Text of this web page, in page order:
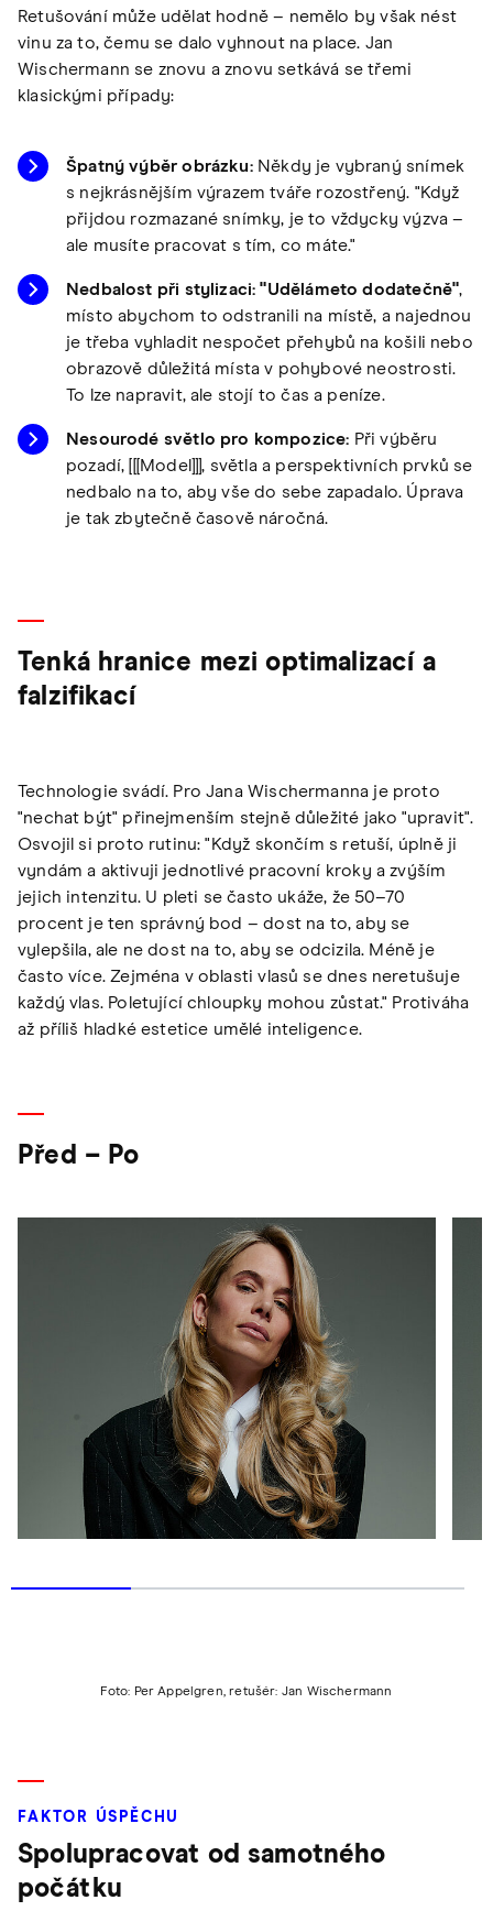
Retušování může udělat hodně – nemělo by však nést
vinu za to, čemu se dalo vyhnout na place. Jan
Wischermann se znovu a znovu setkává se třemi
klasickými případy:
Špatný výběr obrázku: Někdy je vybraný snímek
s nejkrásnějším výrazem tváře rozostřený. "Když
přijdou rozmazané snímky, je to vždycky výzva –
ale musíte pracovat s tím, co máte."
Nedbalost při stylizaci: "Udělámeto dodatečně",
místo abychom to odstranili na místě, a najednou
je třeba vyhladit nespočet přehybů na košili nebo
obrazově důležitá místa v pohybové neostrosti.
To lze napravit, ale stojí to čas a peníze.
Nesourodé světlo pro kompozice: Při výběru
pozadí, [[[Model]]], světla a perspektivních prvků se
nedbalo na to, aby vše do sebe zapadalo. Úprava
je tak zbytečně časově náročná.
Tenká hranice mezi optimalizací a
falzifikací
Technologie svádí. Pro Jana Wischermanna je proto
"nechat být" přinejmenším stejně důležité jako "upravit".
Osvojil si proto rutinu: "Když skončím s retuší, úplně ji
vyndám a aktivuji jednotlivé pracovní kroky a zvýším
jejich intenzitu. U pleti se často ukáže, že 50–70
procent je ten správný bod – dost na to, aby se
vylepšila, ale ne dost na to, aby se odcizila. Méně je
často více. Zejména v oblasti vlasů se dnes neretušuje
každý vlas. Poletující chloupky mohou zůstat." Protiváha
až příliš hladké estetice umělé inteligence.
Před – Po
Foto: Per Appelgren, retušér: Jan Wischermann
FAKTOR ÚSPĚCHU
Spolupracovat od samotného
počátku